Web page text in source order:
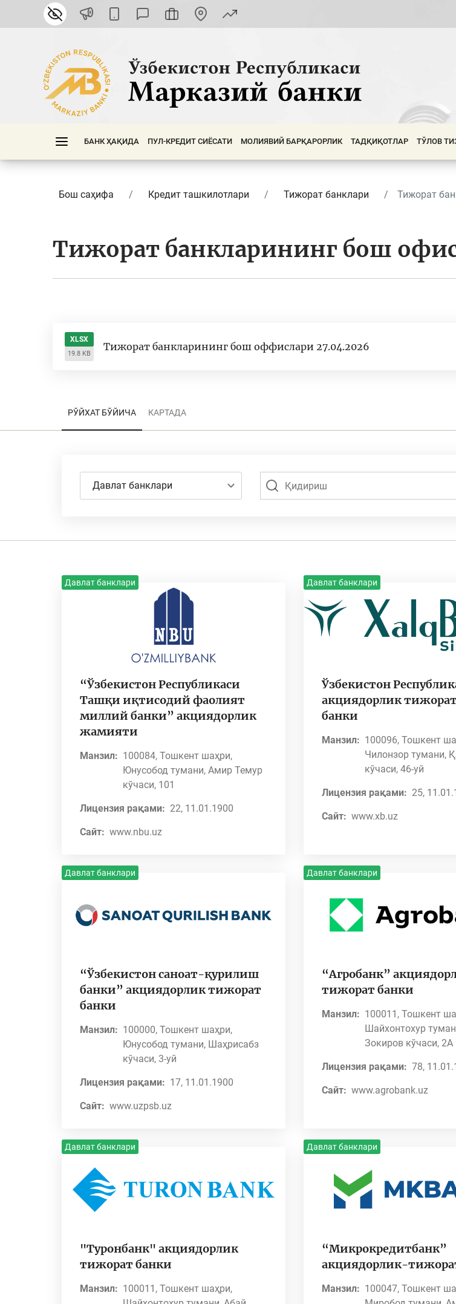
БАНК ҲАҚИДА ПУЛ-КРЕДИТ СИЁСАТИ МОЛИЯВИЙ БАРҚАРОРЛИК ТАДҚИҚОТЛАР ТЎЛОВ
Бош саҳифа Кредит ташкилотлари Тижорат банклари Тижорат
Тижорат банкларининг бош
XLSX
19.8 KB
Тижорат банкларининг бош оффислари 27.04.2026
РЎЙХАТ БЎЙИЧА КАРТАДА
Давлат банклари
Давлат банклари
“Ўзбекистон Республикаси
Ташқи иқтисодий фаолият
миллий банки” акциядорлик
жамияти
Манзил: 100084, Тошкент шаҳри,
Юнусобод тумани, Амир Темур
кўчаси, 101
Лицензия рақами: 22, 11.01.1900
Сайт: www.nbu.uz
Давлат банклари
Ўзбекистон
акциядорлик
банки
Манзил: 100096, Тошкент
Чилонзор тумани,
кўчаси, 46-уй
Лицензия рақами: 25,
Сайт: www.xb.uz
Давлат банклари
“Ўзбекистон саноат-қурилиш
банки” акциядорлик тижорат
банки
Манзил: 100000, Тошкент шаҳри,
Юнусобод тумани, Шаҳрисабз
кўчаси, 3-уй
Лицензия рақами: 17, 11.01.1900
Сайт: www.uzpsb.uz
Давлат банклари
“Агробанк”
тижорат банки
Манзил: 100011, Тошкент
Шайхонтохур
Зокиров кўчаси, 2А
Лицензия рақами: 78,
Сайт: www.agrobank.uz
Давлат банклари
"Туронбанк" акциядорлик
тижорат банки
Манзил: 100011, Тошкент шаҳри,
Давлат банклари
“Микрокредитбанк”
акциядорлик-
Манзил: 100047, Тошкент